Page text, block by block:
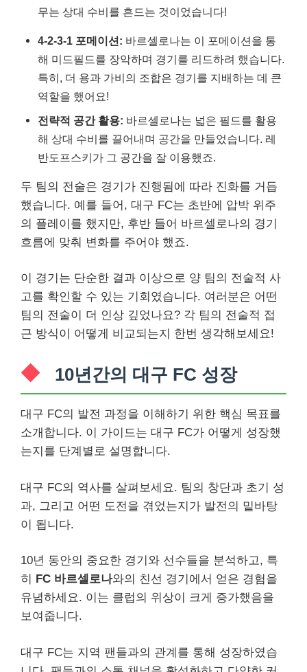
무는 상대 수비를 흔드는 것이었습니다!
4-2-3-1 포메이션: 바르셀로나는 이 포메이션을 통
해 미드필드를 장악하며 경기를 리드하려 했습니다.
특히, 더 용과 가비의 조합은 경기를 지배하는 데 큰
역할을 했어요!
전략적 공간 활용: 바르셀로나는 넓은 필드를 활용
해 상대 수비를 끌어내며 공간을 만들었습니다. 레
반도프스키가 그 공간을 잘 이용했죠.
두 팀의 전술은 경기가 진행됨에 따라 진화를 거듭
했습니다. 예를 들어, 대구 FC는 초반에 압박 위주
의 플레이를 했지만, 후반 들어 바르셀로나의 경기
흐름에 맞춰 변화를 주어야 했죠.
이 경기는 단순한 결과 이상으로 양 팀의 전술적 사
고를 확인할 수 있는 기회였습니다. 여러분은 어떤
팀의 전술이 더 인상 깊었나요? 각 팀의 전술적 접
근 방식이 어떻게 비교되는지 한번 생각해보세요!
10년간의 대구 FC 성장
대구 FC의 발전 과정을 이해하기 위한 핵심 목표를
소개합니다. 이 가이드는 대구 FC가 어떻게 성장했
는지를 단계별로 설명합니다.
대구 FC의 역사를 살펴보세요. 팀의 창단과 초기 성
과, 그리고 어떤 도전을 겪었는지가 발전의 밑바탕
이 됩니다.
10년 동안의 중요한 경기와 선수들을 분석하고, 특
히 FC 바르셀로나와의 친선 경기에서 얻은 경험을
유념하세요. 이는 클럽의 위상이 크게 증가했음을
보여줍니다.
대구 FC는 지역 팬들과의 관계를 통해 성장하였습